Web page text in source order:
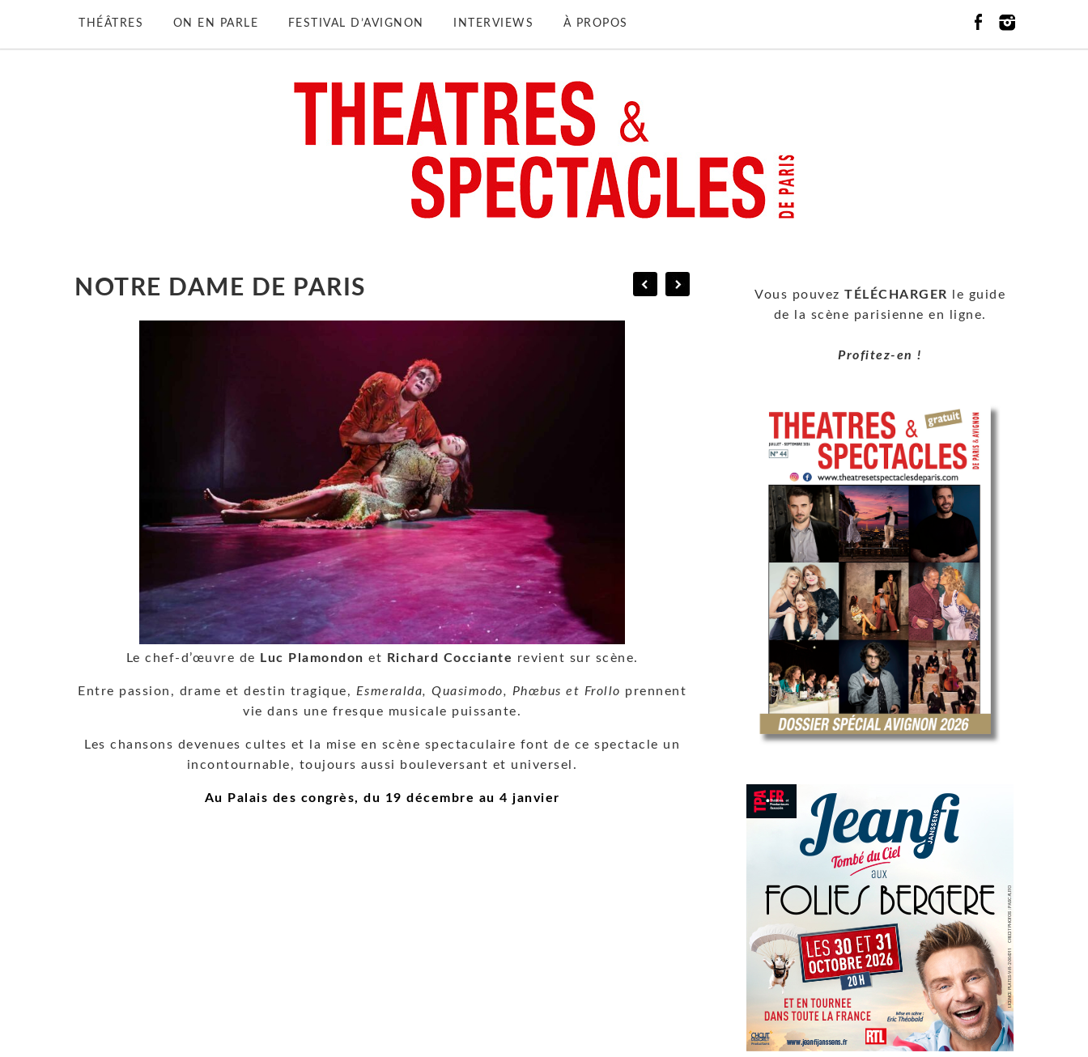
THÉÂTRES ON EN PARLE FESTIVAL D’AVIGNON INTERVIEWS À PROPOS
NOTRE DAME DE PARIS
Le chef-d’œuvre de Luc Plamondon et Richard Cocciante revient sur scène.
Entre passion, drame et destin tragique, Esmeralda, Quasimodo, Phœbus et Frollo prennent
vie dans une fresque musicale puissante.
Les chansons devenues cultes et la mise en scène spectaculaire font de ce spectacle un
incontournable, toujours aussi bouleversant et universel.
Au Palais des congrès, du 19 décembre au 4 janvier
Vous pouvez TÉLÉCHARGER le guide
de la scène parisienne en ligne.
Profitez-en !